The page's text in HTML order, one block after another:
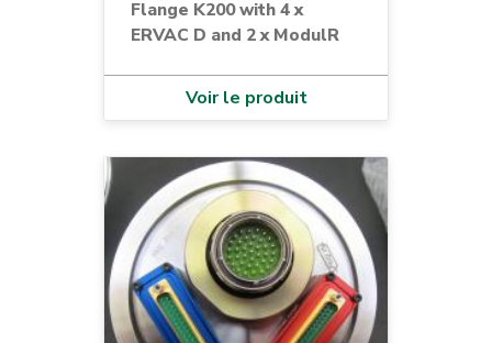
Flange K200 with 4 x
ERVAC D and 2 x ModulR
Voir le produit